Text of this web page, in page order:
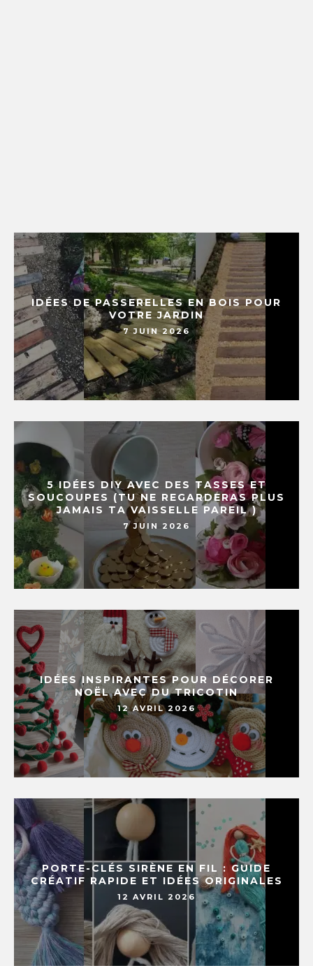
IDÉES DE PASSERELLES EN BOIS POUR
VOTRE JARDIN
7 JUIN 2026
5 IDÉES DIY AVEC DES TASSES ET
SOUCOUPES (TU NE REGARDERAS PLUS
JAMAIS TA VAISSELLE PAREIL )
7 JUIN 2026
IDÉES INSPIRANTES POUR DÉCORER
NOËL AVEC DU TRICOTIN
12 AVRIL 2026
PORTE-CLÉS SIRÈNE EN FIL : GUIDE
CRÉATIF RAPIDE ET IDÉES ORIGINALES
12 AVRIL 2026